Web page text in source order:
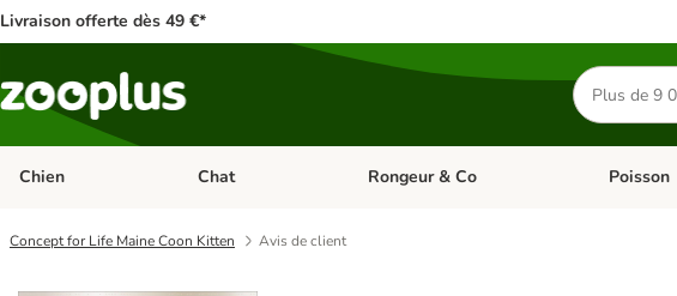
Livraison offerte dès 49 €*
Rechercher
des
produits
Chien Dérouler les catégories: Chien
Chat Dérouler les catégories: Chat
Rongeur & Co Dérouler
Poisson
Concept for Life Maine Coon Kitten Avis de client